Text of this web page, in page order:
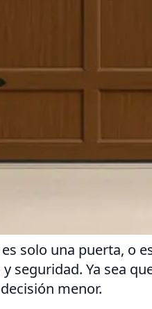
solo una puerta, o
seguridad. Ya sea
menor.